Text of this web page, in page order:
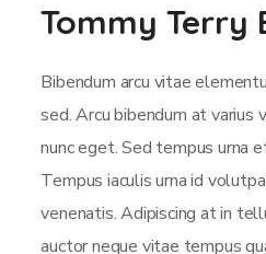
Tommy Terry
Bibendum arcu vitae
sed. Arcu bibendum at varius
nunc eget. Sed tempus urna
Tempus iaculis urna id
venenatis. Adipiscing at in
auctor neque vitae tempus